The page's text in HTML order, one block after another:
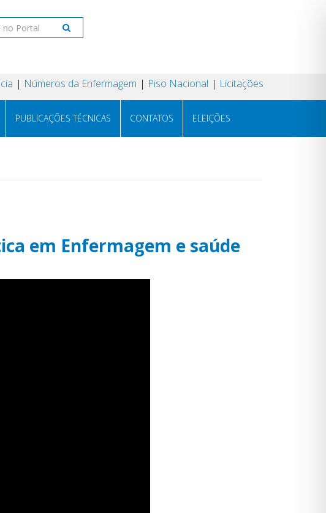
Números da Enfermagem Piso Nacional Licitações
PUBLICAÇÕES TÉCNICAS CONTATOS ELEIÇÕES
em Enfermagem e saúde